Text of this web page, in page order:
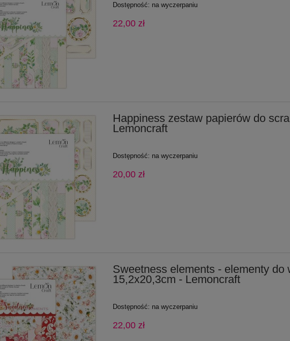
Dostępność: na wyczerpaniu
22,00 zł
Happiness zestaw papierów do
Lemoncraft
Dostępność: na wyczerpaniu
20,00 zł
Sweetness elements - elementy do
15,2x20,3cm - Lemoncraft
Dostępność: na wyczerpaniu
22,00 zł